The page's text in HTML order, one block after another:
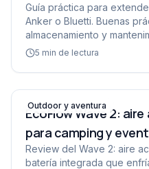
Guía práctica para
Anker o Bluetti. Buenas
almacenamiento y
5 min de lectura
EcoFlow Wave 2: aire
Outdoor y aventura
EcoFlow Wave 2:
para camping y
Review del Wave 2: aire
batería integrada que